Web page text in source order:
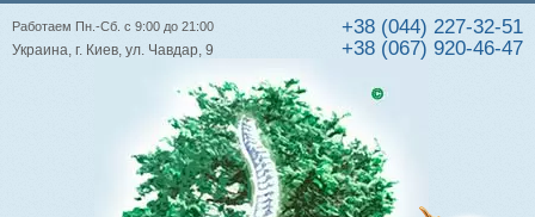
+38 (044) 227-32-51
+38 (067) 920-46-47
Работаем Пн.-Сб. с 9:00 до 21:00
Украина, г. Киев, ул. Чавдар, 9